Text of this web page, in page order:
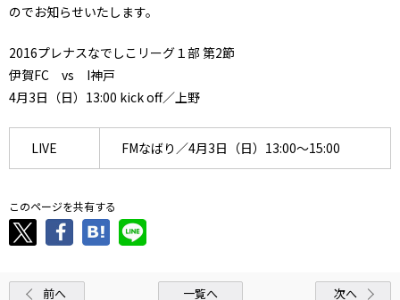
のでお知らせいたします。
2016プレナスなでしこリーグ１部 第2節
伊賀FC vs I神戸
4月3日（日）13:00 kick off／上野
LIVE FMなばり／4月3日（日）13:00～15:00
このページを共有する
前へ 一覧へ 次へ